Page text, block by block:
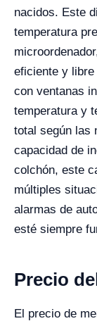
nacidos. Este
temperatura
eficiente y libre
con ventanas
temperatura y
total según las
capacidad de
colchón, este
múltiples
alarmas de
esté siempre
Precio
El precio de